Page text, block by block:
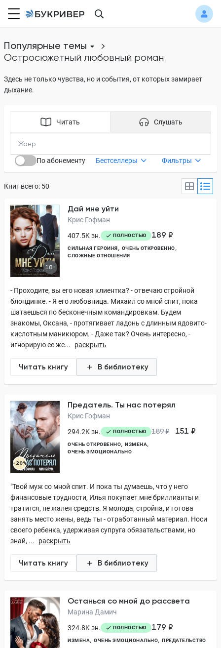
Популярные темы
остросюжетный любовный роман
Здесь не только чувства, но и события, от которых замирает
дыхание.
Читать Слушать
По абонементу Бестселлеры Фильтры
Книг всего: 50
18+
Дай мне уйти
Крис Гофман
407.5K зн.
ПОЛНОСТЬЮ 189 ₽
СИЛЬНАЯ ГЕРОИНЯ
ОЧЕНЬ ОТКРОВЕННО
СЛОЖНЫЕ ОТНОШЕНИЯ
- Проходите, вы его новая клиентка? - отвечаю стройной
блондинке. - Я его любовница. Михаил со мной спит, пока
шатаешься по бесконечным командировкам. Будем
знакомы, Оксана, - протягивает ладонь с длинным ядовито-
кислотным маникюром. - Даже так? Очень интересно, -
игнорирую ее же...
раскрыть
Читать книгу В библиотеку
-20%
Предатель. Ты нас потерял
Крис Гофман
294.2K зн.
ПОЛНОСТЬЮ 189 ₽ 151 ₽
ОЧЕНЬ ОТКРОВЕННО
ИЗМЕНА
ОЧЕНЬ ЭМОЦИОНАЛЬНО
"Твой муж со мной спит. И пока ты думаешь, что у него
финансовые трудности, Илья покупает мне бриллианты и
тратится, не жалея средств. Я молода, стройна, и готова
занять место жены, ведь ты - отработанный материал. Носи
своего ребенка, удерживая супруга обязательствами, но
знай, ...
раскрыть
Читать книгу В библиотеку
Останься со мной до рассвета
Марина Дамич
324.8K зн.
ПОЛНОСТЬЮ 179 ₽
ИЗМЕНА ОЧЕНЬ ЭМОЦИОНАЛЬНО ПРЕДАТЕЛЬСТВО